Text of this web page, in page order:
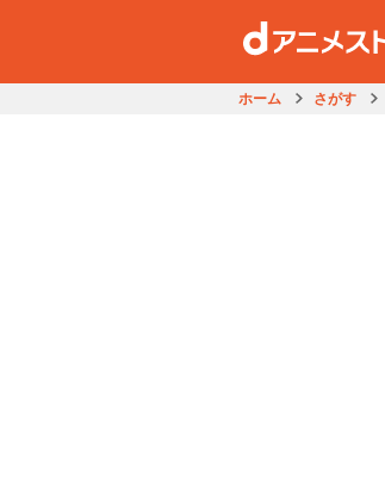
ホーム さがす